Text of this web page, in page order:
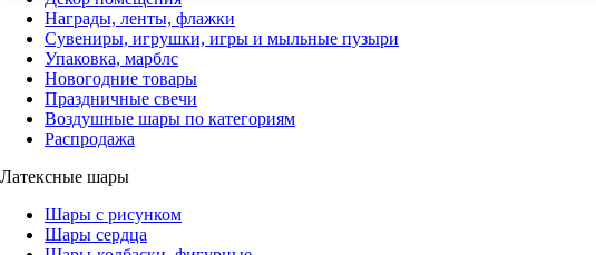
Награды, ленты, флажки
Сувениры, игрушки, игры и мыльные пузыри
Упаковка, марблс
Новогодние товары
Праздничные свечи
Воздушные шары по категориям
Распродажа
Латексные шары
Шары с рисунком
Шары сердца